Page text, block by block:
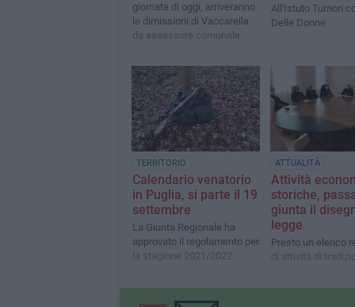
giornata di oggi, arriveranno
le dimissioni di Vaccarella
da assessore comunale
All'Istuto Tumori
Delle Donne
TERRITORIO
Calendario venatorio
in Puglia, si parte il 19
settembre
La Giunta Regionale ha
approvato il regolamento per
la stagione 2021/2022
ATTUALITÀ
Attività
storiche,
giunta il
legge
Presto un elenco
di attività di